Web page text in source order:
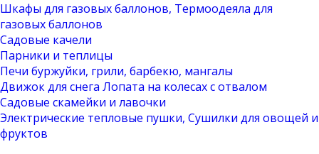
Шкафы для газовых баллонов, Термоодеяла для
газовых баллонов
Садовые качели
Парники и теплицы
Печи буржуйки, грили, барбекю, мангалы
Движок для снега Лопата на колесах с отвалом
Садовые скамейки и лавочки
Электрические тепловые пушки, Сушилки для овощей и
фруктов